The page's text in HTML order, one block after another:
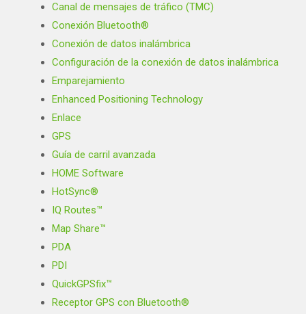
Canal de mensajes de tráfico (TMC)
Conexión Bluetooth®
Conexión de datos inalámbrica
Configuración de la conexión de datos inalámbrica
Emparejamiento
Enhanced Positioning Technology
Enlace
GPS
Guía de carril avanzada
HOME Software
HotSync®
IQ Routes™
Map Share™
PDA
PDI
QuickGPSfix™
Receptor GPS con Bluetooth®